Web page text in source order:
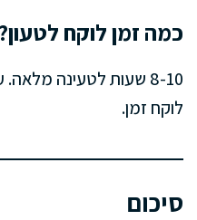
כמה זמן לוקח לטעון?
לוקח זמן.
סיכום